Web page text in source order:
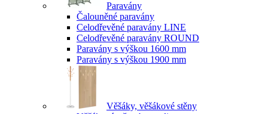
Paravány
Čalouněné paravány
Celodřevěné paravány LINE
Celodřevěné paravány ROUND
Paravány s výškou 1600 mm
Paravány s výškou 1900 mm
Věšáky, věšákové stěny